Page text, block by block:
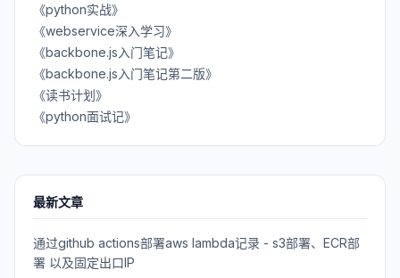
《python实战》
《webservice深入学习》
《backbone.js入门笔记》
《backbone.js入门笔记第二版》
《读书计划》
《python面试记》
最新文章
通过github actions部署aws lambda记录 - s3部署、ECR部
署 以及固定出口IP